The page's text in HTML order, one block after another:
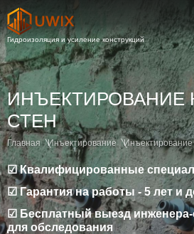
ИНЪЕКТИРОВАНИЕ
СТЕН
Главная Инъектирование Инъектирование
☑ Квалифицированные
☑ Гарантия на работы - 5 лет и
☑ Бесплатный выезд
для обследования